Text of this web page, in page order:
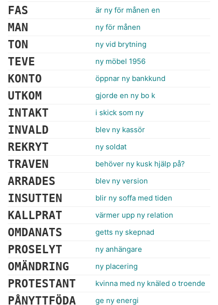
FAS är ny för månen en
MAN ny för månen
TON ny vid brytning
TEVE ny möbel 1956
KONTO öppnar ny bankkund
UTKOM gjorde en ny bo k
INTAKT i skick som ny
INVALD blev ny kassör
REKRYT ny soldat
TRAVEN behöver ny kusk hjälp på?
ARRADES blev ny version
INSUTTEN blir ny soffa med tiden
KALLPRAT värmer upp ny relation
OMDANATS getts ny skepnad
PROSELYT ny anhängare
OMÄNDRING ny placering
PROTESTANT kvinna med ny knäled o troende
PÅNYTTFÖDA ge ny energi